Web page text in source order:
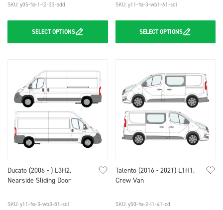
SKU: y05-fia-1-l2-33-sdd
SELECTOPTIONS
SKU: y11-fia-3-wb1-61-sdl
SELECTOPTIONS
Ducato (2006 - ) L3H2,
Nearside Sliding Door
SKU: y11-fia-3-wb3-81-sdl
Talento (2016 - 2021) L1H1,
Crew Van
SKU: y50-fia-2-l1-41-od